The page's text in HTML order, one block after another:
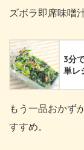
ズボラ即席味噌
3分
単レ
もう一品おかず
すすめ。